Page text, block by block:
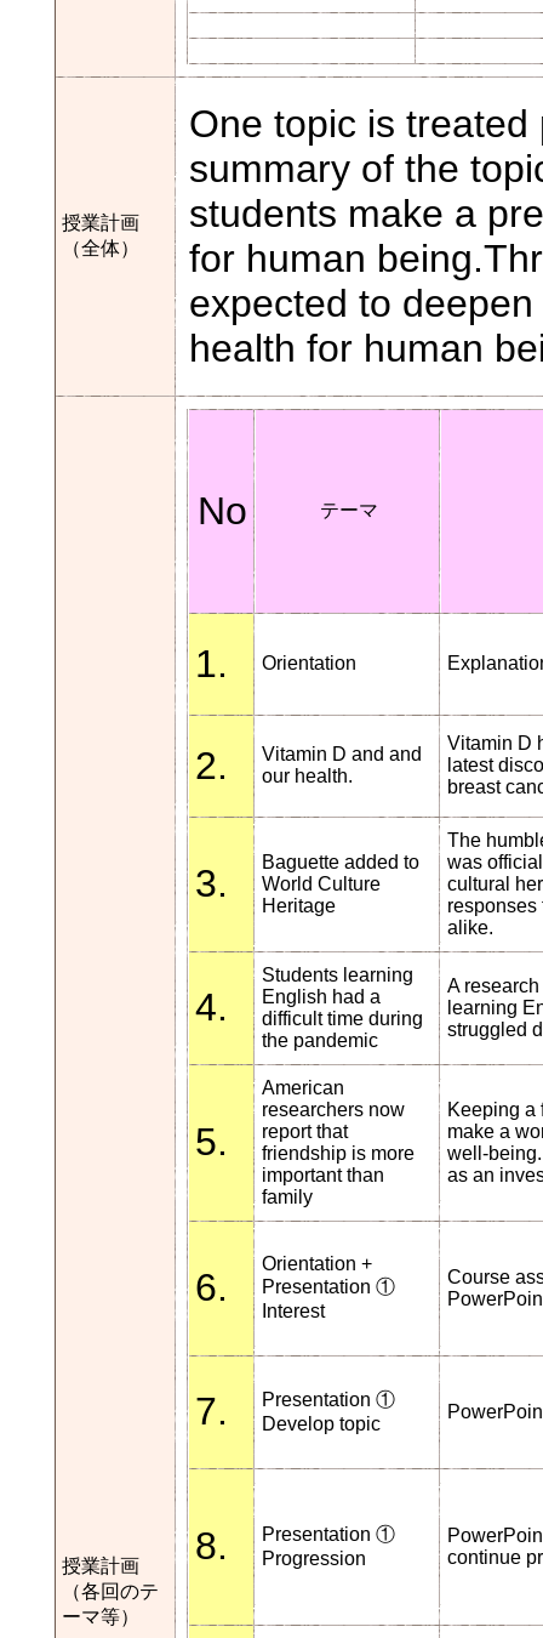
授業計画
（全体）
One topic is
summary of the
students make a
for human
expected to
health for human
授業計画
（各回のテ
ーマ等）
No テーマ
1. Orientation
2.
Vitamin D and and
our health.
Vitamin D
latest
breast
3.
Baguette added to
World Culture
Heritage
The
was
cultural
responses
alike.
4.
Students learning
English had a
difficult time during
the pandemic
A
learning
struggled
5.
American
researchers now
report that
friendship is more
important than
family
Keeping a
make a
well-
as an
6.
Orientation +
Presentation ①
Interest
Course
7.
Presentation ①
Develop topic
8.
Presentation ①
Progression
continue